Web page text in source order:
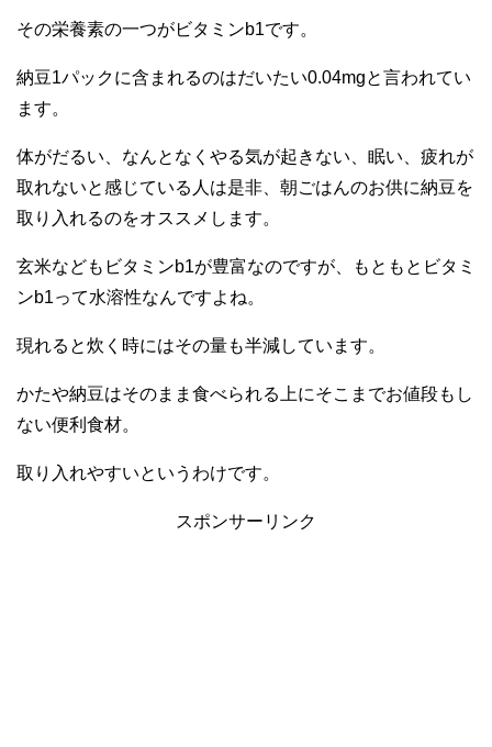
その栄養素の一つがビタミンb1です。
納豆1パックに含まれるのはだいたい0.04mgと言われてい
ます。
体がだるい、なんとなくやる気が起きない、眠い、疲れが
取れないと感じている人は是非、朝ごはんのお供に納豆を
取り入れるのをオススメします。
玄米などもビタミンb1が豊富なのですが、もともとビタミ
ンb1って水溶性なんですよね。
現れると炊く時にはその量も半減しています。
かたや納豆はそのまま食べられる上にそこまでお値段もし
ない便利食材。
取り入れやすいというわけです。
スポンサーリンク